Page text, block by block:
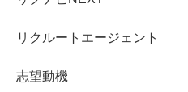
リクルートエージェント
志望動機